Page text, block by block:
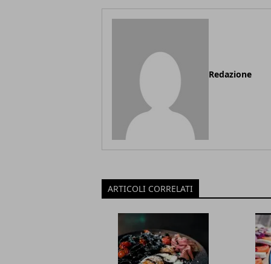
Redazione
ARTICOLI CORRELATI